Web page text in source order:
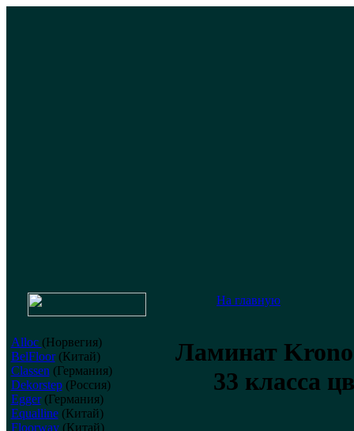
Alloc (Норвегия)
BelFloor(Китай)
Classen(Германия)
Dekorstep(Россия)
Egger(Германия)
Equalline(Китай)
Floorway(Китай)
На главную
Ламинат
33 класса